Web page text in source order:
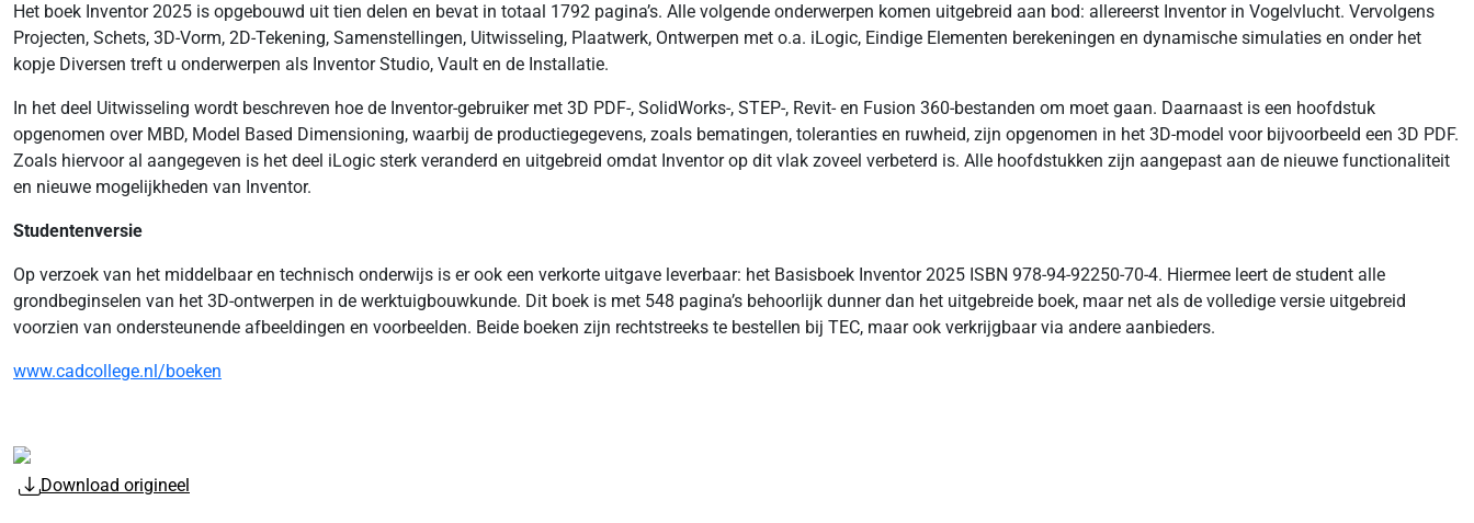
Het boek Inventor 2025 is opgebouwd uit tien delen en bevat in totaal 1792 pagina’s. Alle volgende onderwerpen komen uitgebreid aan bod: allereerst Inventor in Vogelvlucht. Vervolgens
Projecten, Schets, 3D-Vorm, 2D-Tekening, Samenstellingen, Uitwisseling, Plaatwerk, Ontwerpen met o.a. iLogic, Eindige Elementen berekeningen en dynamische simulaties en onder het
kopje Diversen treft u onderwerpen als Inventor Studio, Vault en de Installatie.
In het deel Uitwisseling wordt beschreven hoe de Inventor-gebruiker met 3D PDF-, SolidWorks-, STEP-, Revit- en Fusion 360-bestanden om moet gaan. Daarnaast is een hoofdstuk
opgenomen over MBD, Model Based Dimensioning, waarbij de productiegegevens, zoals bematingen, toleranties en ruwheid, zijn opgenomen in het 3D-model voor bijvoorbeeld een 3D PDF.
Zoals hiervoor al aangegeven is het deel iLogic sterk veranderd en uitgebreid omdat Inventor op dit vlak zoveel verbeterd is. Alle hoofdstukken zijn aangepast aan de nieuwe functionaliteit
en nieuwe mogelijkheden van Inventor.
Studentenversie
Op verzoek van het middelbaar en technisch onderwijs is er ook een verkorte uitgave leverbaar: het Basisboek Inventor 2025 ISBN 978-94-92250-70-4. Hiermee leert de student alle
grondbeginselen van het 3D-ontwerpen in de werktuigbouwkunde. Dit boek is met 548 pagina’s behoorlijk dunner dan het uitgebreide boek, maar net als de volledige versie uitgebreid
voorzien van ondersteunende afbeeldingen en voorbeelden. Beide boeken zijn rechtstreeks te bestellen bij TEC, maar ook verkrijgbaar via andere aanbieders.
www.cadcollege.nl/boeken
Download origineel